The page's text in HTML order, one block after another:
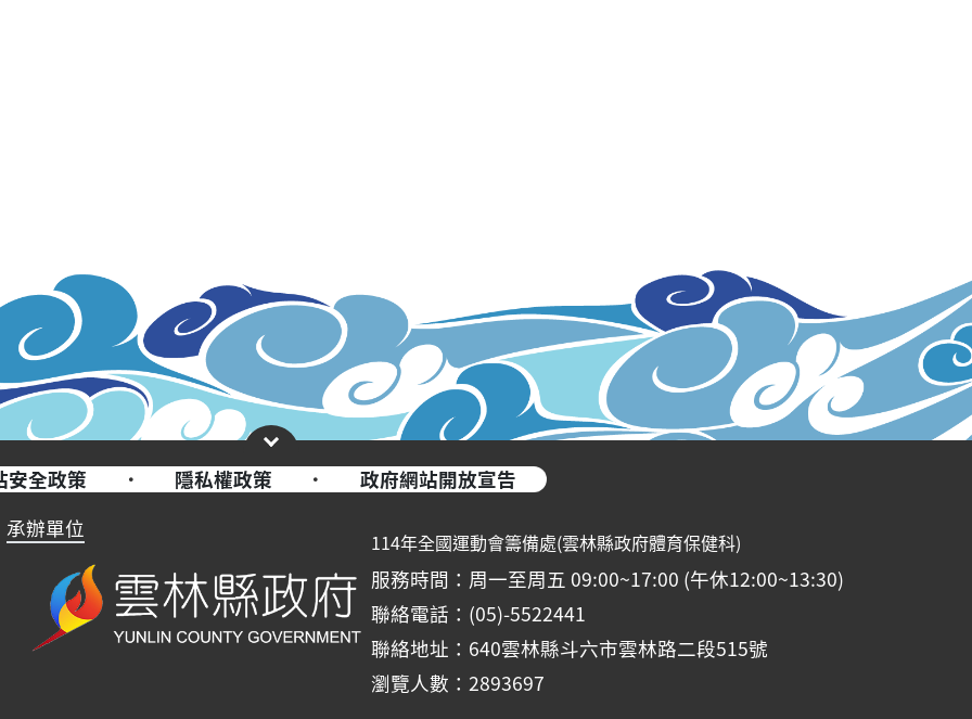
安全政策 · 隱私權政策 ·
政府網站開放宣告
承辦單位
114年全國運動會籌備處(雲林縣政府體育保健科)
服務時間：周一至周五 09:00~17:00 (午休12:00~13:30)
聯絡電話：(05)-5522441
聯絡地址：640雲林縣斗六市雲林路二段515號
瀏覽人數：2893697